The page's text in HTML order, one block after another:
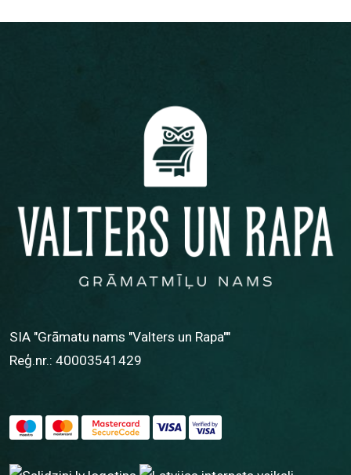
SIA "Grāmatu nams "Valters un Rapa""
Reģ.nr.: 40003541429